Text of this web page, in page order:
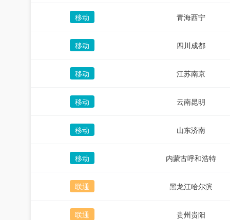
移动 青海西宁
移动 四川成都
移动 江苏南京
移动 云南昆明
移动 山东济南
移动 内蒙古呼和浩特
联通 黑龙江哈尔滨
联通 贵州贵阳